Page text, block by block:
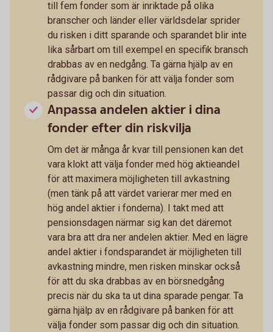
till fem fonder som är inriktade på olika
branscher och länder eller världsdelar sprider
du risken i ditt sparande och sparandet blir inte
lika sårbart om till exempel en specifik bransch
drabbas av en nedgång. Ta gärna hjälp av en
rådgivare på banken för att välja fonder som
passar dig och din situation.
Anpassa andelen aktier i dina
fonder efter din riskvilja
Om det är många år kvar till pensionen kan det
vara klokt att välja fonder med hög aktieandel
för att maximera möjligheten till avkastning
(men tänk på att värdet varierar mer med en
hög andel aktier i fonderna). I takt med att
pensionsdagen närmar sig kan det däremot
vara bra att dra ner andelen aktier. Med en lägre
andel aktier i fondsparandet är möjligheten till
avkastning mindre, men risken minskar också
för att du ska drabbas av en börsnedgång
precis när du ska ta ut dina sparade pengar. Ta
gärna hjälp av en rådgivare på banken för att
välja fonder som passar dig och din situation.